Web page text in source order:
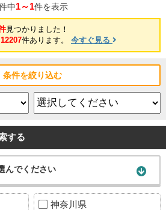
中1～1件を表示
見つかりました！
12207件あります。 今すぐ見る
条件を絞り込む
する
んでください
神奈川県